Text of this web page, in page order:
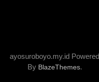
ayosuroboyo.my.id Powered
By BlazeThemes.